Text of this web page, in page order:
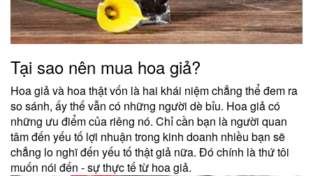
Tại sao nên mua hoa giả?
Hoa giả và hoa thật vốn là hai khái niệm chẳng thể đem ra
so sánh, ấy thế vẫn có những người dè bỉu. Hoa giả có
những ưu điểm của riêng nó. Chỉ cần bạn là người quan
tâm đến yếu tố lợi nhuận trong kinh doanh nhiều bạn sẽ
chẳng lo nghĩ đến yếu tố thật giả nữa. Đó chính là thứ tôi
muốn nói đến - sự thực tế từ hoa giả.